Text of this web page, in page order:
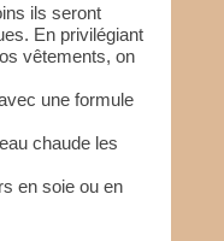
ils seront
En privilégiant
vêtements, on
une formule
chaude les
en soie ou en